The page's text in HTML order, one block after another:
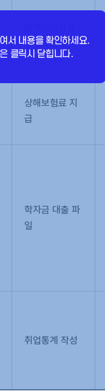
부장학생 관리
상해보험료 지
급
학자금 대출 파
일
취업통계 작성